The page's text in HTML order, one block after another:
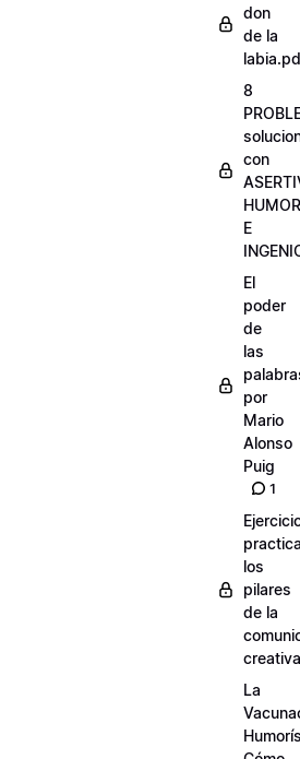
don
de la
8
con
HUMOR
E
El
poder
de
las
por
Mario
Alonso
Puig
1
los
pilares
de la
creativa
La